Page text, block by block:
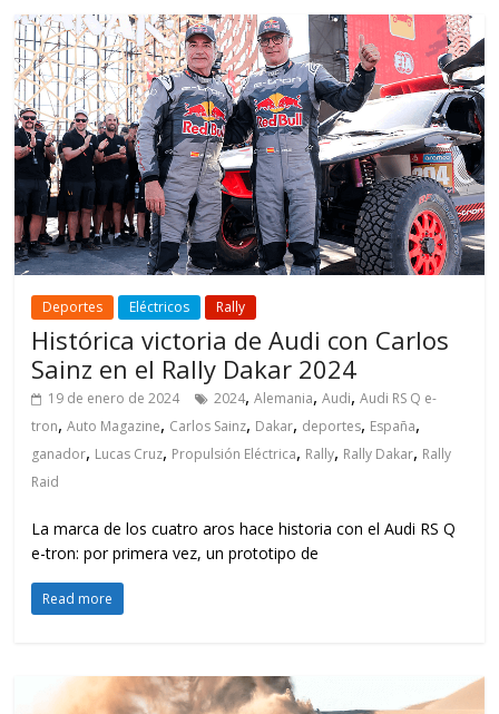
Deportes Eléctricos Rally
Histórica victoria de Audi con Carlos
Sainz en el Rally Dakar 2024
19 de enero de 2024 2024,Alemania,Audi,Audi RS Q e-
tron,Auto Magazine, Carlos Sainz, Dakar, deportes, España,
ganador, Lucas Cruz, Propulsión Eléctrica, Rally, Rally Dakar, Rally
Raid
La marca de los cuatro aros hace historia con el Audi RS Q
e-tron: por primera vez, un prototipo de
Read more